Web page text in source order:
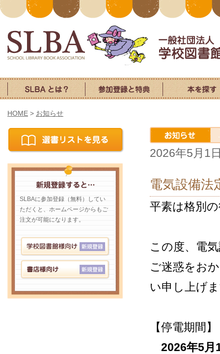
HOME > お知らせ
2026年5月1
電気設備法
平素は格別
この度、電
ご迷惑をお
い申し上げ
【停電期間】
2026年5
SLBAに参加登録（無料）してい
ただくと、ホームページからもご
注文が可能になります。